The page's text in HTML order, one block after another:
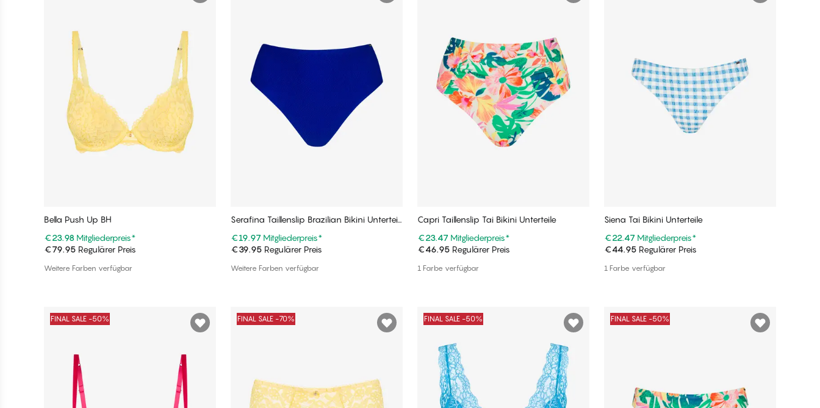
Bella Push Up BH
€23.98 Mitgliederpreis*
€79.95 Regulärer Preis
Weitere Farben verfügbar
Serafina Taillenslip Brazilian Bikini Unterteil
€19.97 Mitgliederpreis*
€39.95 Regulärer Preis
Weitere Farben verfügbar
Capri Taillenslip Tai Bikini Unterteile
€23.47 Mitgliederpreis*
€46.95 Regulärer Preis
1 Farbe verfügbar
Siena Tai Bikini Unterteile
€22.47 Mitgliederpreis*
€44.95 Regulärer Preis
1 Farbe verfügbar
FINAL SALE -50% FINAL SALE -70% FINAL SALE -50% FINAL SALE -50%